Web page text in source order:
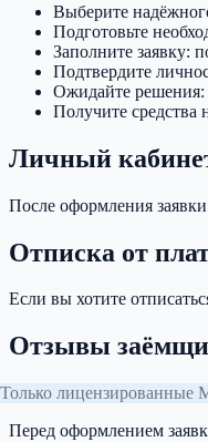
Выберите
Подготовьте
Заполните заявку:
Подтвердите
Ожидайте решения:
Получите средства
Личный
После оформления
Отписка от
Если вы хотите
Отзывы
Только лицензированные
Перед оформлением